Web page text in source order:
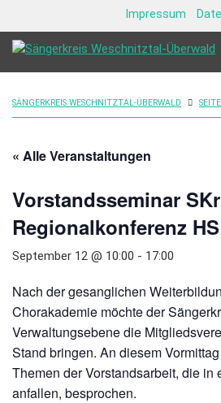
Impressum
SÄNGERKREIS WESCHNITZTAL-ÜBERWALD SEITE
« Alle Veranstaltungen
Vorstandsseminar
Regionalkonferenz
September 12 @ 10:00 - 17:00
Nach der gesanglichen
Chorakademie möchte der
Verwaltungsebene die
Stand bringen. An diesem
Themen der Vorstandsarbeit, die in
anfallen, besprochen.